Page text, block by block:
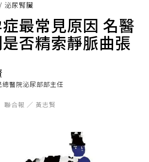
/ 泌尿腎臟
最常見原因 名醫
否精索靜脈曲張
總醫院泌尿部部主任
聯合報 ／ 黃志賢